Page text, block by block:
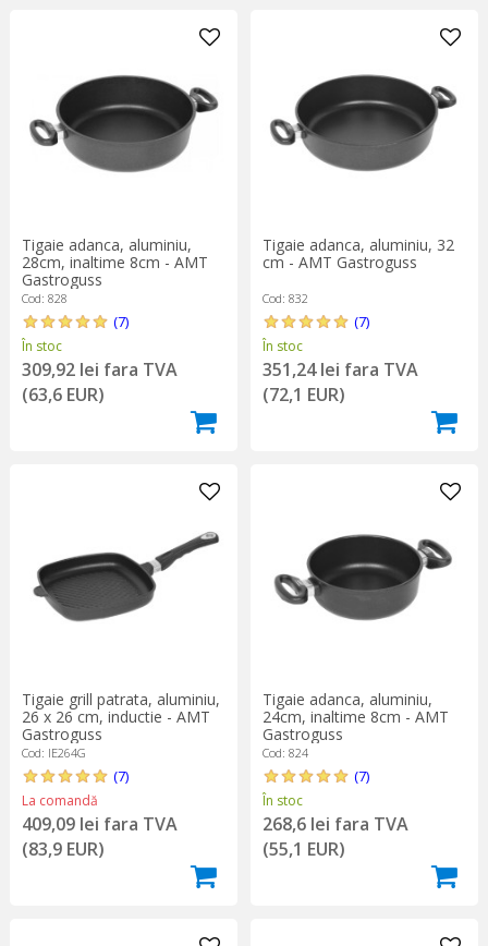
Tigaie adanca, aluminiu,
28cm, inaltime 8cm - AMT
Gastroguss
Cod: 828
(7)
În stoc
309,92 lei fara TVA
(63,6 EUR)
Tigaie adanca, aluminiu, 32
cm - AMT Gastroguss
Cod: 832
(7)
În stoc
351,24 lei fara TVA
(72,1 EUR)
Tigaie grill patrata, aluminiu,
26 x 26 cm, inductie - AMT
Gastroguss
Cod: IE264G
(7)
La comandă
409,09 lei fara TVA
(83,9 EUR)
Tigaie adanca, aluminiu,
24cm, inaltime 8cm - AMT
Gastroguss
Cod: 824
(7)
În stoc
268,6 lei fara TVA
(55,1 EUR)